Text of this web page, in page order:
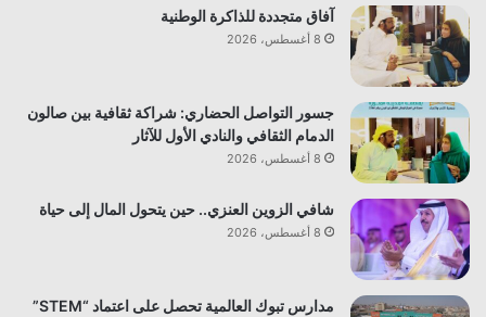
آفاق متجددة للذاكرة الوطنية
8 أغسطس، 2026
جسور التواصل الحضاري: شراكة ثقافية بين صالون
الدمام الثقافي والنادي الأول للآثار
8 أغسطس، 2026
شافي الزوين العنزي.. حين يتحول المال إلى حياة
8 أغسطس، 2026
مدارس تبوك العالمية تحصل على اعتماد “STEM”